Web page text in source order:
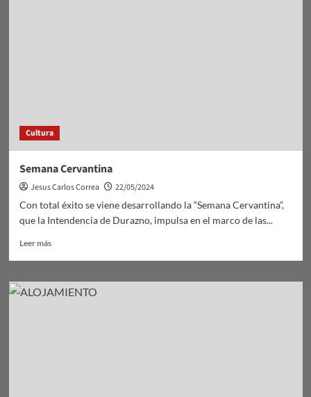
Cultura
Semana Cervantina
Jesus Carlos Correa
22/05/2024
Con total éxito se viene desarrollando la “Semana Cervantina”,
que la Intendencia de Durazno, impulsa en el marco de las...
Leer másLeer
Semana
Cervantina